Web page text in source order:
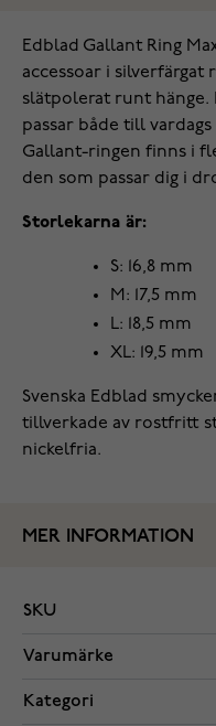
Edblad Gallant Ring
accessoar i
slätpolerat runt
passar både till
Gallant-ringen finns i
den som passar dig i
Storlekarna är:
S: 16,8 mm
M: 17,5 mm
L: 18,5 mm
XL: 19,5 mm
Svenska Edblad
tillverkade av rostfritt
nickelfria.
MER INFORMATION
SKU
Varumärke
Kategori